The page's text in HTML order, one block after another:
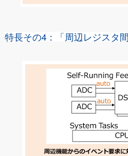
特長その4：「周辺レジスタ